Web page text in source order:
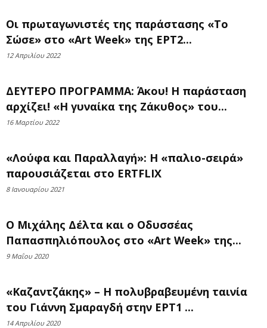
Οι πρωταγωνιστές της παράστασης «Το
Σώσε» στο «Art Week» της ΕΡΤ2...
12 Απριλίου 2022
ΔΕΥΤΕΡΟ ΠΡΟΓΡΑΜΜΑ: Άκου! Η παράσταση
αρχίζει! «Η γυναίκα της Ζάκυθος» του...
16 Μαρτίου 2022
«Λούφα και Παραλλαγή»: Η «παλιο-σειρά»
παρουσιάζεται στο ERTFLIX
8 Ιανουαρίου 2021
O Μιχάλης Δέλτα και ο Οδυσσέας
Παπασπηλιόπουλος στο «Art Week» της...
9 Μαΐου 2020
«Καζαντζάκης» – Η πολυβραβευμένη ταινία
του Γιάννη Σμαραγδή στην ΕΡΤ1 ...
14 Απριλίου 2020